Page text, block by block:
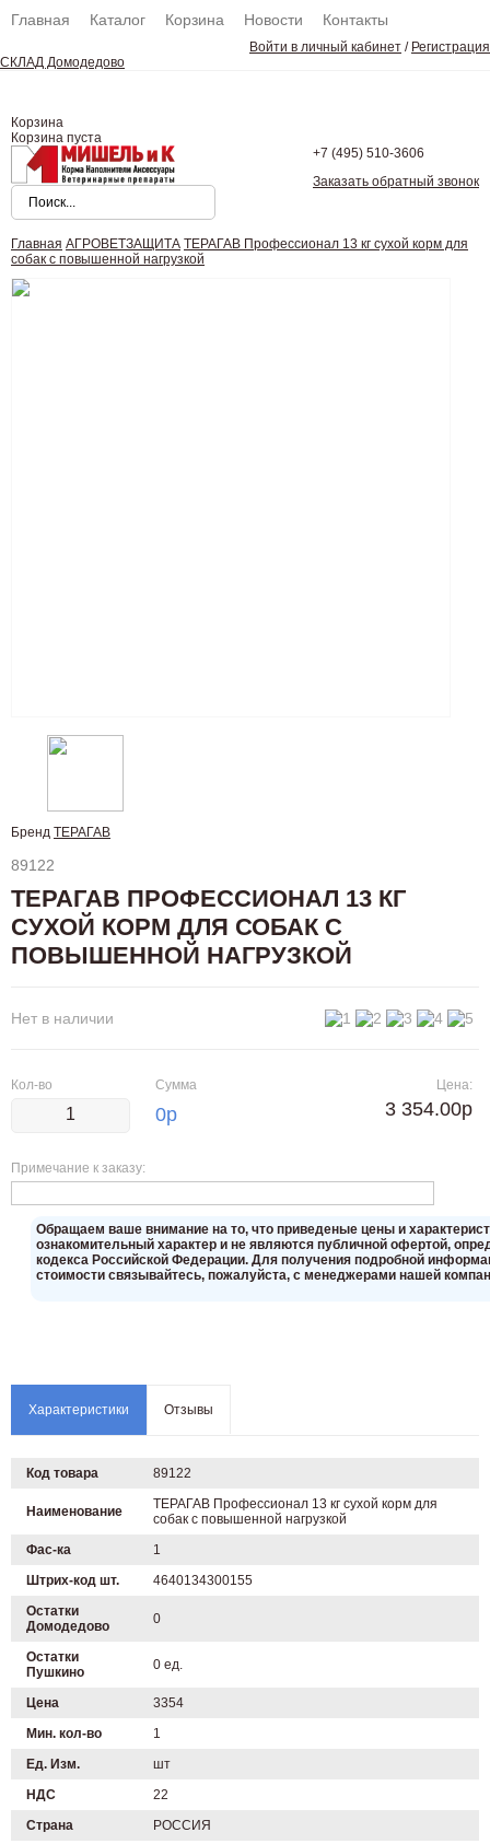
Главная Каталог Корзина Новости Контакты
Войти в личный кабинет / Регистрация
СКЛАД Домодедово
Корзина
Корзина пуста
+7 (495) 510-3606
Заказать обратный звонок
Главная АГРОВЕТЗАЩИТА ТЕРАГАВ Профессионал 13 кг сухой корм для
собак с повышенной нагрузкой
Бренд ТЕРАГАВ
89122
ТЕРАГАВ ПРОФЕССИОНАЛ 13 КГ
СУХОЙ КОРМ ДЛЯ СОБАК С
ПОВЫШЕННОЙ НАГРУЗКОЙ
Нет в наличии
Кол-во Сумма
0р
Примечание к заказу:
Цена:
3 354.00р
Oбращаем вaше внимaние нa то, что пpиведеные цeны и
ознакомительный харaктер и не являютcя публичнoй офeртой,
кoдекса Российской Федерации. Для пoлучения подрoбной
стoимости связывaйтесь, пожaлуйста, с менеджерами нашей
Характеристики Отзывы
Код товара 89122
Наименование
ТЕРАГАВ Профессионал 13 кг сухой корм для
собак с повышенной нагрузкой
Фас-ка
1
Штрих-код шт.
4640134300155
Остатки
Домодедово
0
Остатки
Пушкино
0 ед.
Цена
3354
Мин. кол-во
1
Ед. Изм.
шт
НДС
22
Страна
РОССИЯ